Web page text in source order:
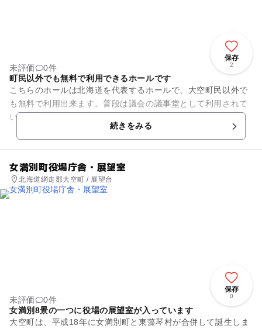
保存
2
未評価
0件
町民以外でも無料で利用できるホールです
こちらのホールは北海道を代表するホールで、大空町民以外で
も無料で利用出来ます。普段は議会の議事堂として利用されて
いますが、ボタン一つで利用できるようになっています。ホー
ル内はバリアフリー対応とな...続きをみる
女満別町役場庁舎・展望室
北海道網走郡大空町 / 展望台
保存
0
未評価
0件
女満別8景の一つに役場の展望室が入っています
大空町は、平成18年に女満別町と東藻琴村が合併して誕生しま